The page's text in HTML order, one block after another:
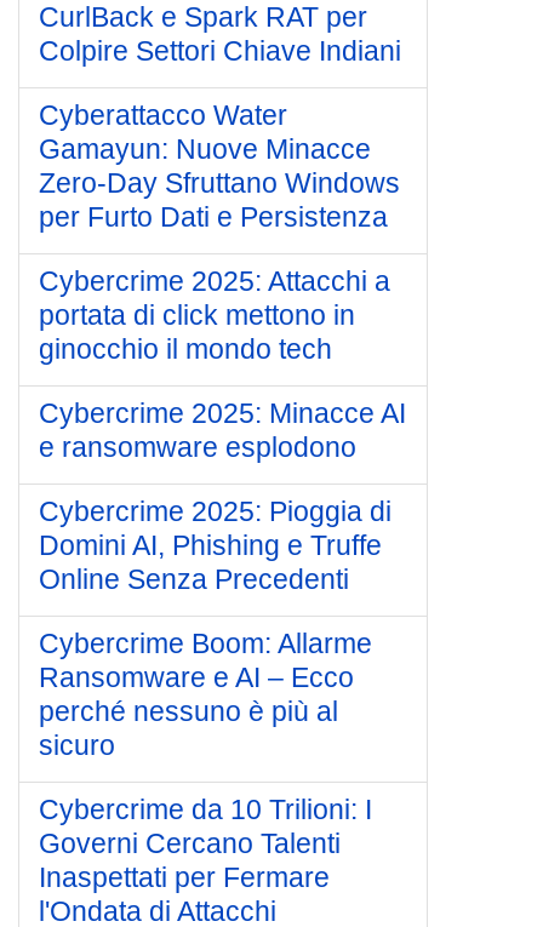
CurlBack e Spark RAT per
Colpire Settori Chiave Indiani
Cyberattacco Water
Gamayun: Nuove Minacce
Zero-Day Sfruttano Windows
per Furto Dati e Persistenza
Cybercrime 2025: Attacchi a
portata di click mettono in
ginocchio il mondo tech
Cybercrime 2025: Minacce AI
e ransomware esplodono
Cybercrime 2025: Pioggia di
Domini AI, Phishing e Truffe
Online Senza Precedenti
Cybercrime Boom: Allarme
Ransomware e AI – Ecco
perché nessuno è più al
sicuro
Cybercrime da 10 Trilioni: I
Governi Cercano Talenti
Inaspettati per Fermare
l'Ondata di Attacchi